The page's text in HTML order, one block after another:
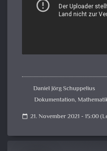
Daniel Jörg Schuppelius
Dokumentation,
calendar_today 21. November 2021 - 15:00